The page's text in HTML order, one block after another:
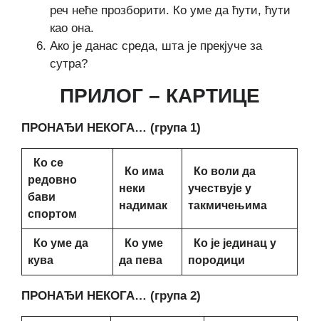
реч неће прозборити. Ко уме да ћути, ћути
као она.
Ако је данас среда, шта је прекјуче за
сутра?
ПРИЛОГ – КАРТИЦЕ
ПРОНАЂИ НЕКОГА… (група 1)
Ко се
редовно
бави
спортом
Ко има
неки
надимак
Ко воли да
учествује у
такмичењима
Ко уме да
кува
Ко уме
да пева
Ко је јединац у
породици
ПРОНАЂИ НЕКОГА… (група 2)